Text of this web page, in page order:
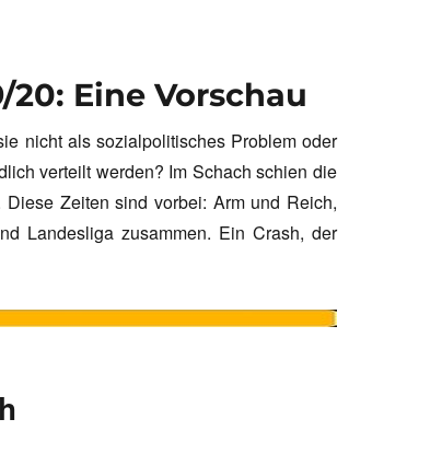
Eine Vorschau
nicht als sozialpolitisches Problem oder
verteilt werden? Im Schach schien die
Zeiten sind vorbei: Arm und Reich,
Landesliga zusammen. Ein Crash, der